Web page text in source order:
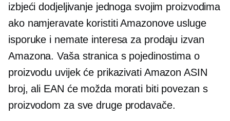
izbjeći dodjeljivanje jednoga svojim proizvodima
ako namjeravate koristiti Amazonove usluge
isporuke i nemate interesa za prodaju izvan
Amazona. Vaša stranica s pojedinostima o
proizvodu uvijek će prikazivati ​​Amazon ASIN
broj, ali EAN će možda morati biti povezan s
proizvodom za sve druge prodavače.